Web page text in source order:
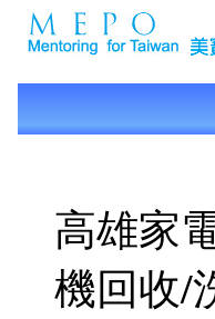
高雄家
機回收/